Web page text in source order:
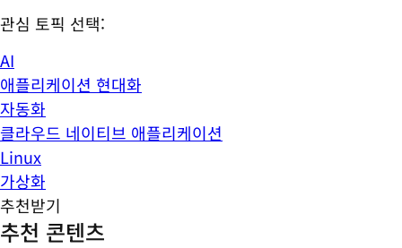
관심 토픽 선택:
AI
애플리케이션 현대화
자동화
클라우드 네이티브 애플리케이션
Linux
가상화
추천받기
추천 콘텐츠